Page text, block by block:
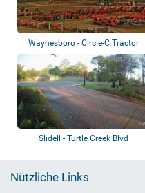
Waynesboro - Circle-C Tractor
Slidell - Turtle Creek Blvd
Nützliche Links